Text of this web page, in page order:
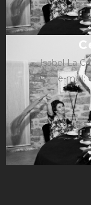
Isabel La
e-mail: